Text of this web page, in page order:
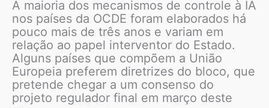
A maioria dos mecanismos de controle à IA
nos países da OCDE foram elaborados há
pouco mais de três anos e variam em
relação ao papel interventor do Estado.
Alguns países que compõem a União
Europeia preferem diretrizes do bloco, que
pretende chegar a um consenso do
projeto regulador final em março deste